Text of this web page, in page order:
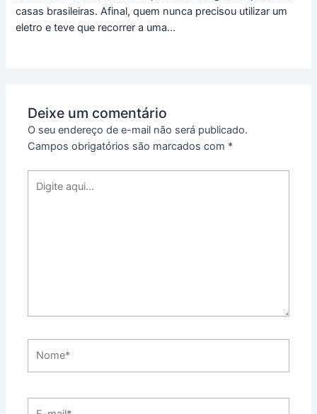
casas brasileiras. Afinal, quem nunca precisou utilizar um
eletro e teve que recorrer a uma…
Deixe um comentário
O seu endereço de e-mail não será publicado.
Campos obrigatórios são marcados com *
aqui...